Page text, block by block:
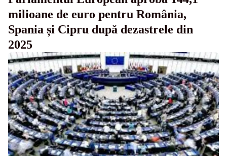
milioane de euro pentru România,
Spania și Cipru după dezastrele din
2025